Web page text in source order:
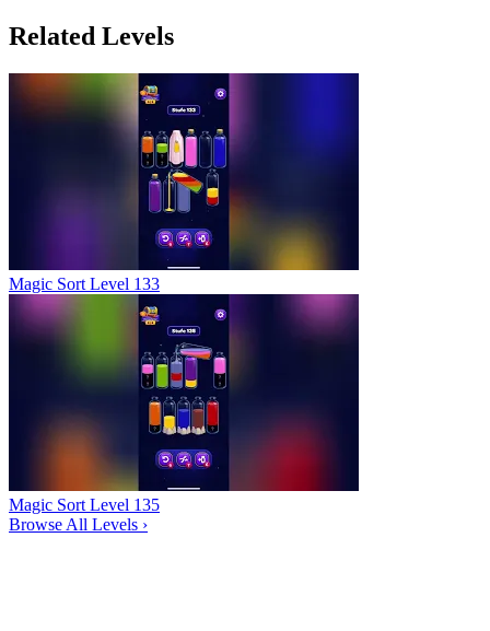
Related Levels
Magic Sort Level 133
Magic Sort Level 135
Browse All Levels ›